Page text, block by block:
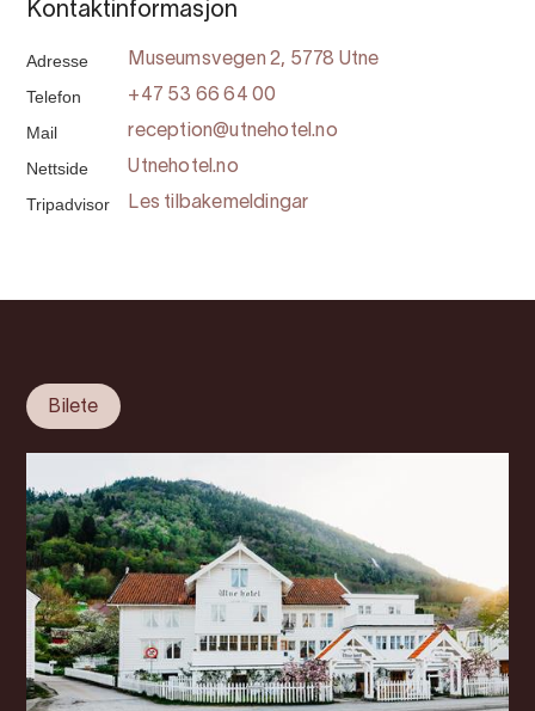
Kontaktinformasjon
Adresse Museumsvegen 2, 5778 Utne
Telefon +47 53 66 64 00
Mail reception@utnehotel.no
Nettside Utnehotel.no
Tripadvisor Les tilbakemeldingar
Bilete